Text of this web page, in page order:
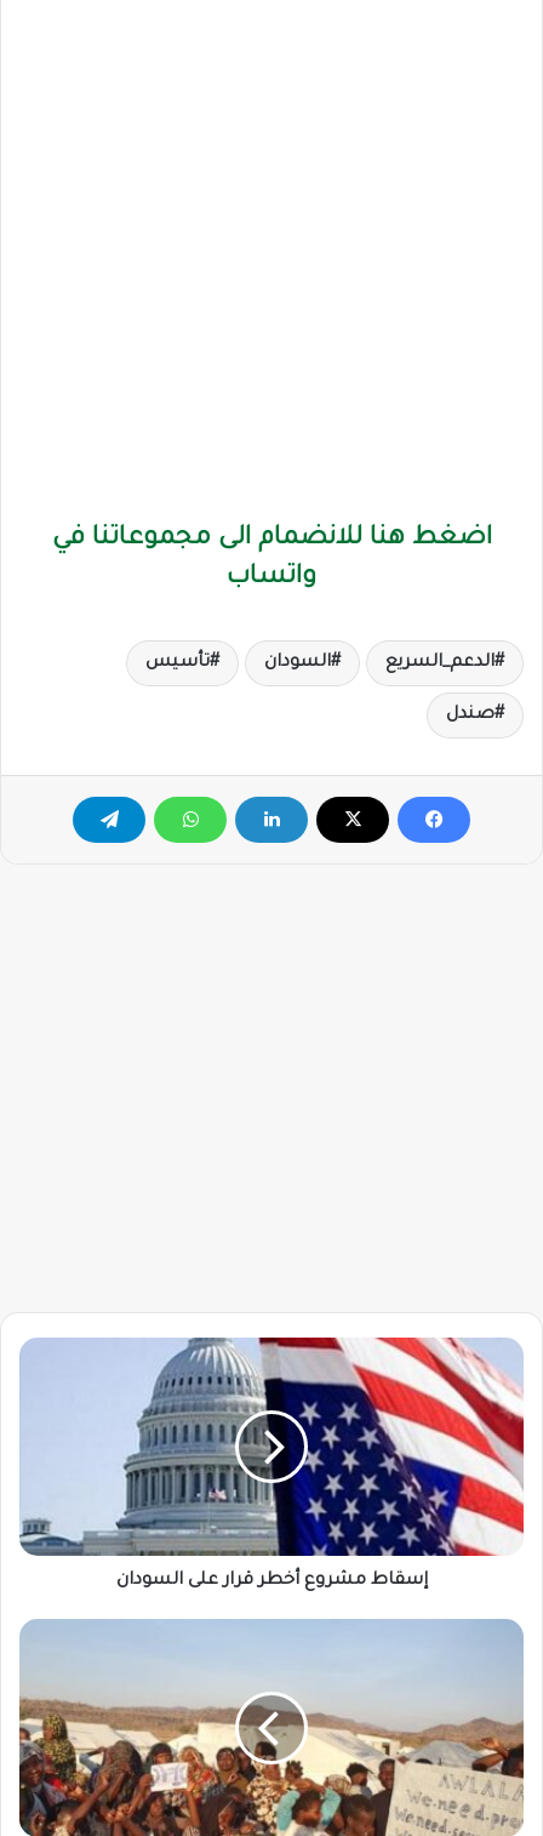
اضغط هنا للانضمام الى مجموعاتنا في
واتساب
الدعم_السريع السودان تأسيس
صندل
إسقاط
مشروع
أخطر
قرار
على
السودان
إسقاط مشروع أخطر قرار على السودان
هجوم
لاجئين
سودانيين
في